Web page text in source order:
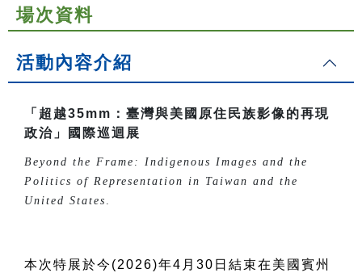
場次資料
活動內容介紹
「超越35mm：臺灣與美國原住民族影像的再現
政治」國際巡迴展
Beyond the Frame: Indigenous Images and the
Politics of Representation in Taiwan and the
United States .
本次特展於今(2026)年4月30日結束在美國賓州